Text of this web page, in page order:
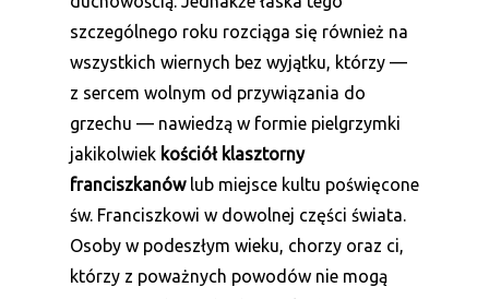
szczególnego roku rozciąga się również na
wszystkich wiernych bez wyjątku, którzy —
z sercem wolnym od przywiązania do
grzechu — nawiedzą w formie pielgrzymki
jakikolwiek kościół klasztorny
franciszkanówlub miejsce kultu poświęcone
św. Franciszkowi w dowolnej części świata.
Osoby w podeszłym wieku, chorzy oraz ci,
którzy z poważnych powodów nie mogą